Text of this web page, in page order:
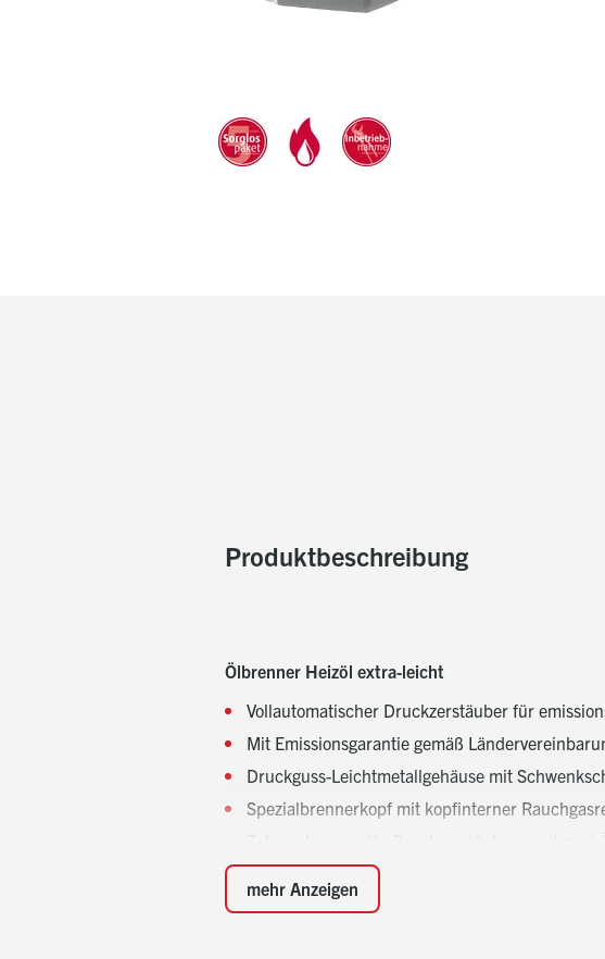
Produktbeschreibung
Ölbrenner Heizöl extra-leicht
Vollautomatischer Druckzerstäuber für
Mit Emissionsgarantie gemäß
Druckguss-Leichtmetallgehäuse mit
Spezialbrennerkopf mit kopfinterner
Zahnradpumpe für Druckzerstäubung mit zwei
Elektromotor mit Ventilator
Luftklappenstellmotor mit Nullabschluss
mehr Anzeigen